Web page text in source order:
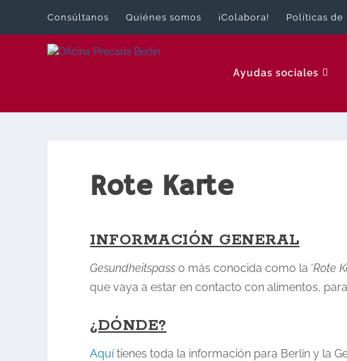
Consúltanos Quiénes somos ¡Colabora! Políticas de
Ayudas sociales
Rote Karte
INFORMACIÓN GENERAL
Gesundheitspass o más conocida como la ‘Rote
que vaya a estar en contacto con alimentos,
¿DÓNDE?
Aquítienes toda la información para Berlín y la